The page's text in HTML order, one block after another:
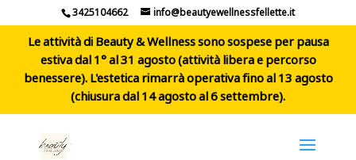
3425104662 info@beautyewellnessfellette.it
Le attività di Beauty & Wellness sono sospese per pausa
estiva dal 1° al 31 agosto (attività libera e percorso
benessere). L'estetica rimarrà operativa fino al 13 agosto
(chiusura dal 14 agosto al 6 settembre).